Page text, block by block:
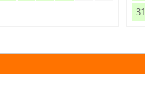
31